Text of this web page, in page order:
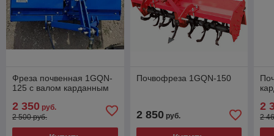
Фреза почвенная 1GQN-
125 с валом карданным
2 350 руб.
2 500 руб.
Почвофреза 1GQN-150
2 850руб.
2
2